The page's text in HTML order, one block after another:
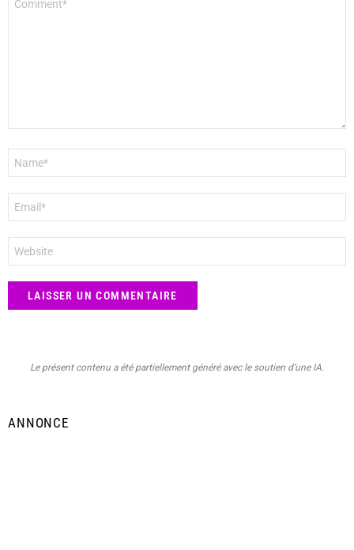
mail
*
web
Le présent contenu a été partiellement généré avec le soutien d’une IA.
ANNONCE